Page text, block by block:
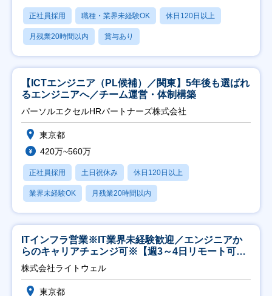
正社員採用 職種・業界未経験OK 休日120日以上
月残業20時間以内 賞与あり
【ICTエンジニア（PL候補）／関東】5年後も選ばれ
るエンジニアへ／チーム運営・体制構築
パーソルエクセルHRパートナーズ株式会社
東京都
420万~560万
正社員採用 土日祝休み 休日120日以上
業界未経験OK 月残業20時間以内
ITインフラ営業※IT業界未経験歓迎／エンジニアか
らのキャリアチェンジ可※【週3～4日リモート可
能】
株式会社ライトウェル
東京都